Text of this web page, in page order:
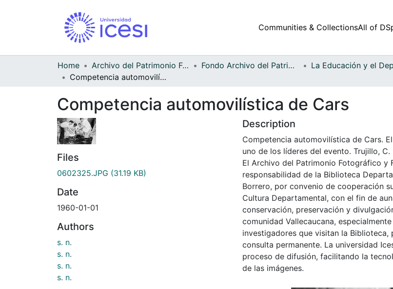
Communities & CollectionsAll of
Home Archivo del Patrimonio Fotográfico y Fílmico del Valle del Cauca Fondo Archivo del Patrimonio Fotográfico y Fílmico del Valle del Cauca
Competencia automovilística de Cars
Competencia automovilística de Cars
Files
0602325.JPG (31.19 KB)
Date
1960-01-01
Authors
s. n.
s. n.
s. n.
s. n.
Description
Competencia automovilística de Cars.
uno de los líderes del evento. Trujillo, C.
El Archivo del Patrimonio Fotográfico y
responsabilidad de la Biblioteca
Borrero, por convenio de cooperación
Cultura Departamental, con el fin de
conservación, preservación y
comunidad Vallecaucana,
investigadores que visitan la Biblioteca,
consulta permanente. La universidad
proceso de difusión, facilitando la
de las imágenes.